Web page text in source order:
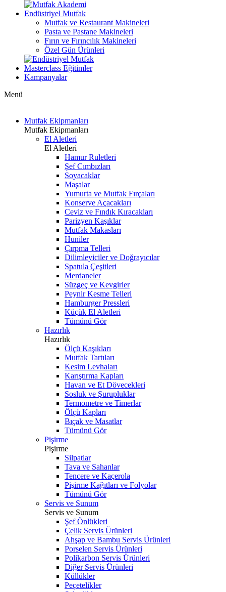
Endüstriyel Mutfak
Mutfak ve Restaurant Makineleri
Pasta ve Pastane Makineleri
Fırın ve Fırıncılık Makineleri
Özel Gün Ürünleri
Masterclass Eğitimler
Kampanyalar
Menü
Mutfak Ekipmanları
Mutfak Ekipmanları
El Aletleri
El Aletleri
Hamur Ruletleri
Şef Cımbızları
Soyacaklar
Maşalar
Yumurta ve Mutfak Fırçaları
Konserve Açacakları
Ceviz ve Fındık Kıracakları
Parizyen Kaşıklar
Mutfak Makasları
Huniler
Çırpma Telleri
Dilimleyiciler ve Doğrayıcılar
Spatula Çeşitleri
Merdaneler
Süzgeç ve Kevgirler
Peynir Kesme Telleri
Hamburger Pressleri
Küçük El Aletleri
Tümünü Gör
Hazırlık
Hazırlık
Ölçü Kaşıkları
Mutfak Tartıları
Kesim Levhaları
Karıştırma Kapları
Havan ve Et Dövecekleri
Sosluk ve Şurupluklar
Termometre ve Timerlar
Ölçü Kapları
Bıçak ve Masatlar
Tümünü Gör
Pişirme
Pişirme
Silpatlar
Tava ve Sahanlar
Tencere ve Kaçerola
Pişirme Kağıtları ve Folyolar
Tümünü Gör
Servis ve Sunum
Servis ve Sunum
Şef Önlükleri
Çelik Servis Ürünleri
Ahşap ve Bambu Servis Ürünleri
Porselen Servis Ürünleri
Polikarbon Servis Ürünleri
Diğer Servis Ürünleri
Küllükler
Peçetelikler